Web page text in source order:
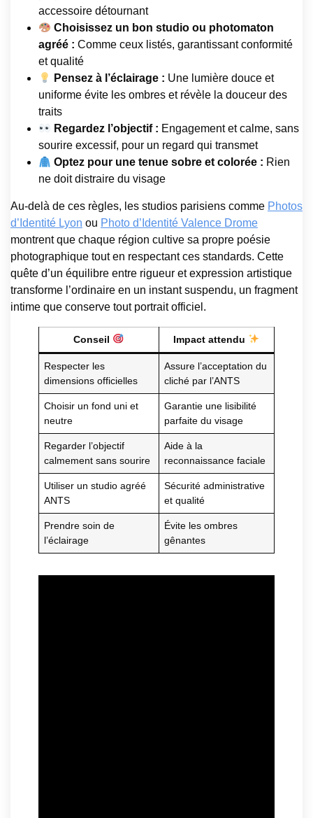
accessoire détournant
Choisissez un bon studio ou photomaton
agréé : Comme ceux listés, garantissant conformité
et qualité
Pensez à l’éclairage : Une lumière douce et
uniforme évite les ombres et révèle la douceur des
traits
Regardez l’objectif : Engagement et calme, sans
sourire excessif, pour un regard qui transmet
Optez pour une tenue sobre et colorée : Rien
ne doit distraire du visage
Au-delà de ces règles, les studios parisiens comme Photos
d’Identité Lyon ou Photo d’Identité Valence Drome
montrent que chaque région cultive sa propre poésie
photographique tout en respectant ces standards. Cette
quête d’un équilibre entre rigueur et expression artistique
transforme l’ordinaire en un instant suspendu, un fragment
intime que conserve tout portrait officiel.
Conseil Impact attendu
Respecter les
dimensions officielles
Assure l’acceptation du
cliché par l’ANTS
Choisir un fond uni et
neutre
Garantie une lisibilité
parfaite du visage
Regarder l’objectif
calmement sans sourire
Aide à la
reconnaissance faciale
Utiliser un studio agréé
ANTS
Sécurité administrative
et qualité
Prendre soin de
l’éclairage
Évite les ombres
gênantes